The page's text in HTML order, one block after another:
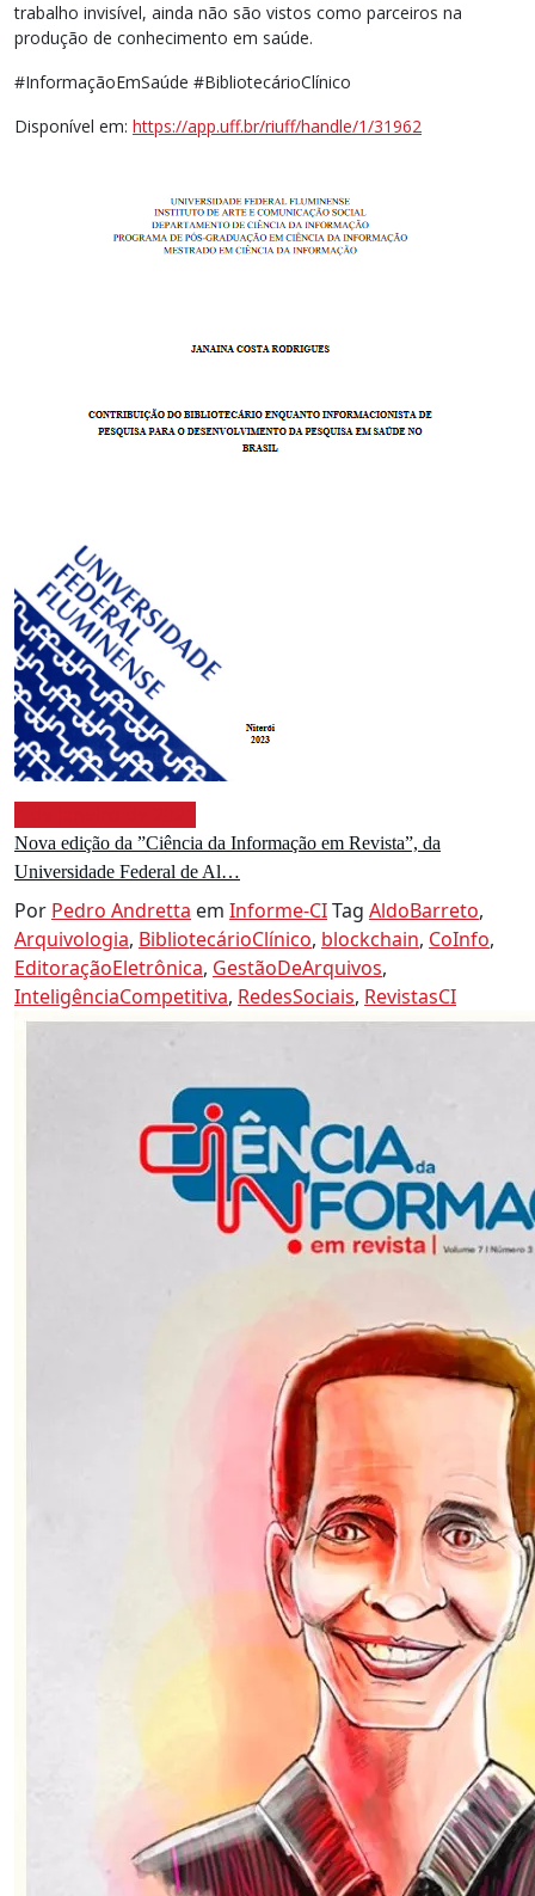
trabalho invisível, ainda não são vistos como parceiros na
produção de conhecimento em saúde.
#InformaçãoEmSaúde #BibliotecárioClínico
Disponível em: https://app.uff.br/riuff/handle/1/31962
Nova edição da ”Ciência da Informação em Revista”, da
Universidade Federal de Al…
Por Pedro Andretta em Informe-CITag AldoBarreto,
Arquivologia, BibliotecárioClínico, blockchain, CoInfo,
EditoraçãoEletrônica, GestãoDeArquivos,
InteligênciaCompetitiva, RedesSociais, RevistasCI